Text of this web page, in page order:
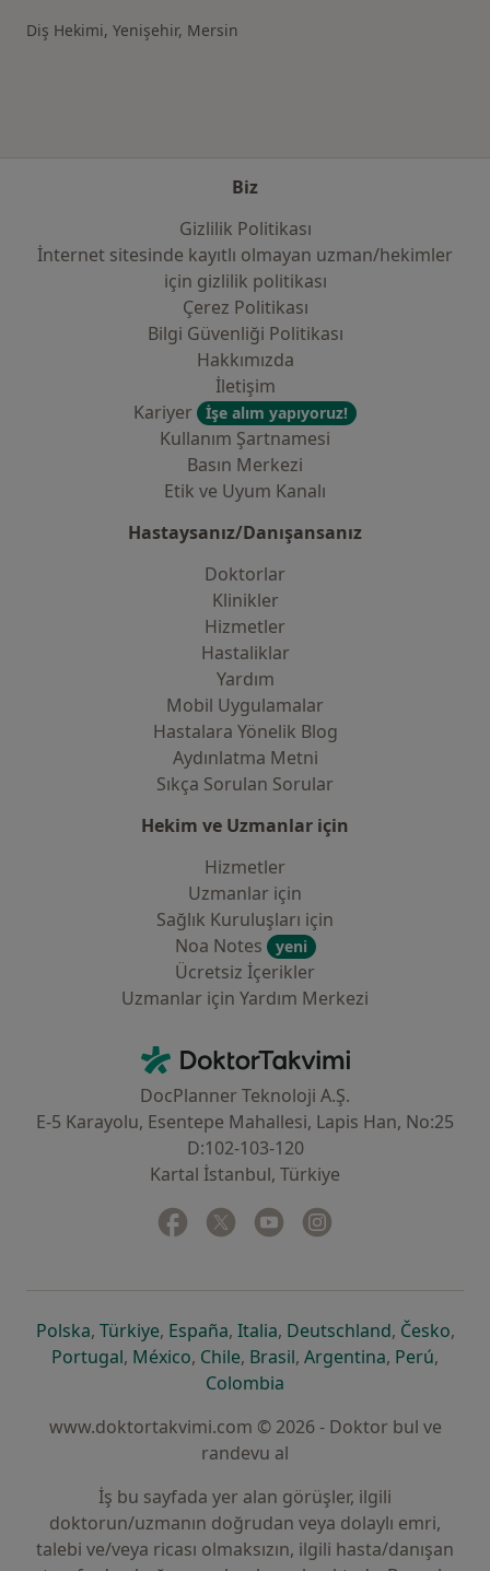
Diş Hekimi, Yenişehir, Mersin
Biz
Gizlilik Politikası
İnternet sitesinde kayıtlı olmayan uzman/hekimler
i̇çin gizlilik politikası
Çerez Politikası
Bilgi Güvenliği Politikası
Hakkımızda
İletişim
Kariyer
İşe alım yapıyoruz!
Kullanım Şartnamesi
Basın Merkezi
Etik ve Uyum Kanalı
Hastaysanız/Danışansanız
Doktorlar
Klinikler
Hizmetler
Hastaliklar
Yardım
Mobil Uygulamalar
Hastalara Yönelik Blog
Aydınlatma Metni
Sıkça Sorulan Sorular
Hekim ve Uzmanlar için
Hizmetler
Uzmanlar için
Sağlık Kuruluşları için
Noa Notes
yeni
Ücretsiz İçerikler
Uzmanlar için Yardım Merkezi
DoktorTakvimi - Ana Sayfa
DocPlanner Teknoloji A.Ş.
E-5 Karayolu, Esentepe Mahallesi, Lapis Han, No:25
D:102-103-120
Kartal İstanbul, Türkiye
Facebook
yeni bir sekmede açılır
Twitter
yeni bir sekmede açılır
Youtube
yeni bir sekmede açılır
Polskayeni bir sekmede açılır
, Türkiyeyeni bir sekmede açılır
, Españayeni bir sekmede açılır
, Italiayeni bir sekmede açılır
, Deutschlandyeni bir
, Českoyeni
,
Portugalyeni bir sekmede açılır
, Méxicoyeni bir sekmede açılır
, Chileyeni bir sekmede açılır
, Brasilyeni bir sekmede açılır
, Argentinayeni bir
, Perúyeni
,
Colombia
www.doktortakvimi.com © 2026 - Doktor bul ve
randevu al
İş bu sayfada yer alan görüşler, ilgili
doktorun/uzmanın doğrudan veya dolaylı emri,
talebi ve/veya ricası olmaksızın, ilgili hasta/danışan